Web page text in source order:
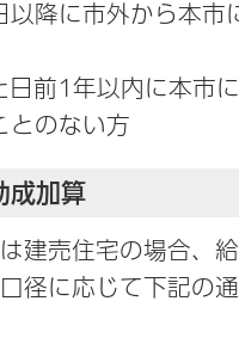
以降に市外から本市
日前1年以内に本市
とのない方
成加算
建売住宅の場合、
径に応じて下記の